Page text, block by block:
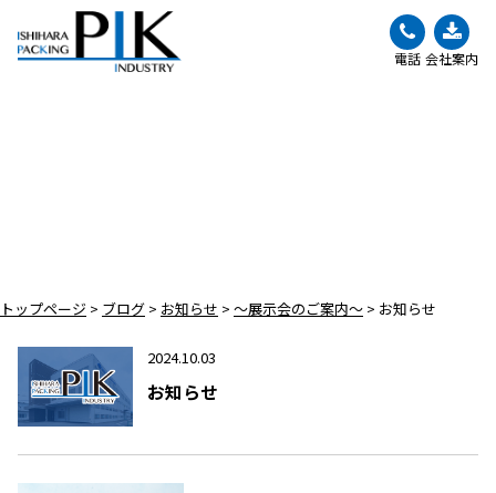
電話 会社案内
トップページ > ブログ > お知らせ > ～展示会のご案内～ > お知らせ
2024.10.03
お知らせ